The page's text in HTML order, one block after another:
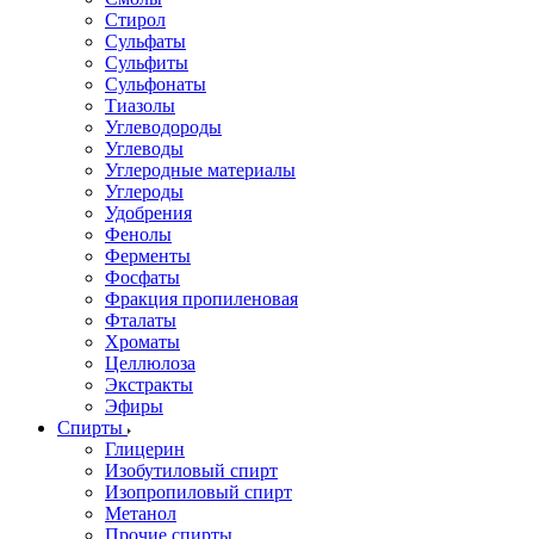
Стирол
Сульфаты
Сульфиты
Сульфонаты
Тиазолы
Углеводороды
Углеводы
Углеродные материалы
Углероды
Удобрения
Фенолы
Ферменты
Фосфаты
Фракция пропиленовая
Фталаты
Хроматы
Целлюлоза
Экстракты
Эфиры
Спирты
Глицерин
Изобутиловый спирт
Изопропиловый спирт
Метанол
Прочие спирты